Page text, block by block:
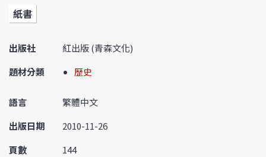
紙書
出版社
紅出版 (青森文化)
題材分類
歷史
語言
繁體中文
出版日期
2010-11-26
頁數
144